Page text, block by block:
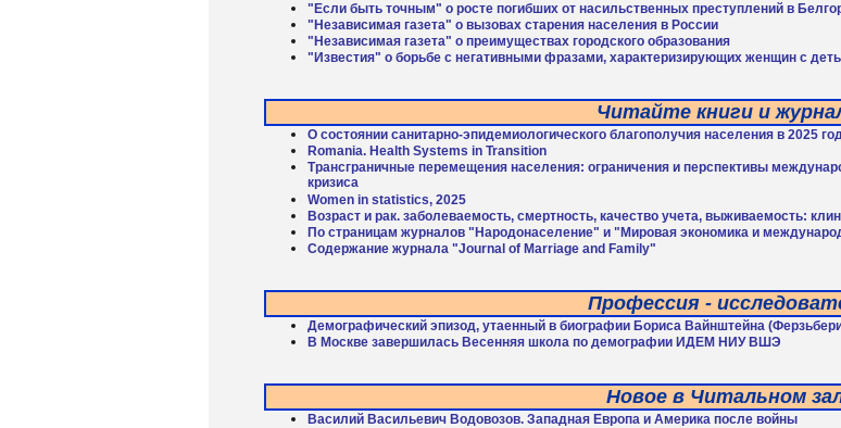
"Если быть точным" о росте погибших от насильственных преступлений в
"Независимая газета" о вызовах старения населения в России
"Независимая газета" о преимуществах городского образования
"Известия" о борьбе с негативными фразами, характеризирующих женщин с
Читайте книги и
О состоянии санитарно-эпидемиологического благополучия населения в 2025
Romania. Health Systems in Transition
Трансграничные перемещения населения: ограничения и перспективы
кризиса
Women in statistics, 2025
Возраст и рак. заболеваемость, смертность, качество учета, выживаемость:
По страницам журналов "Народонаселение" и "Мировая экономика и
Содержание журнала "Journal of Marriage and Family"
Профессия -
Демографический эпизод, утаенный в биографии Бориса Вайнштейна
В Москве завершилась Весенняя школа по демографии ИДЕМ НИУ ВШЭ
Новое в Читальном
Василий Васильевич Водовозов. Западная Европа и Америка после войны